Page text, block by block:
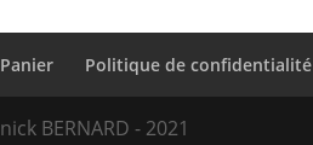
Panier Politique de confidentialité
BERNARD - 2021